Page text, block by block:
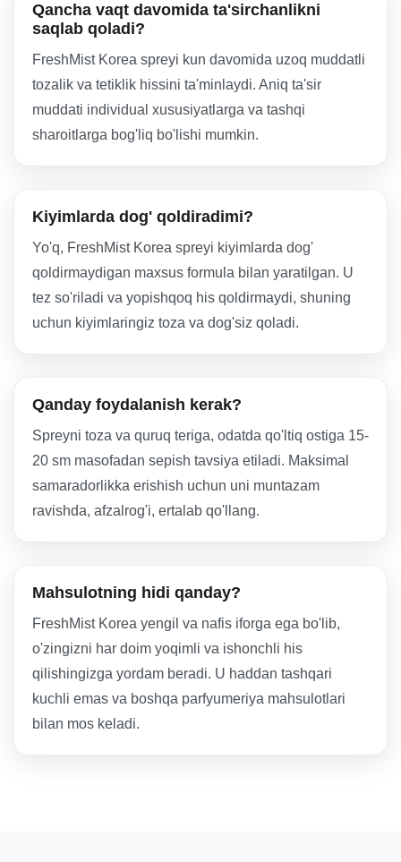
Qancha vaqt davomida ta'sirchanlikni
saqlab qoladi?
FreshMist Korea spreyi kun davomida uzoq muddatli
tozalik va tetiklik hissini ta'minlaydi. Aniq ta'sir
muddati individual xususiyatlarga va tashqi
sharoitlarga bog'liq bo'lishi mumkin.
Kiyimlarda dog' qoldiradimi?
Yo'q, FreshMist Korea spreyi kiyimlarda dog'
qoldirmaydigan maxsus formula bilan yaratilgan. U
tez so'riladi va yopishqoq his qoldirmaydi, shuning
uchun kiyimlaringiz toza va dog'siz qoladi.
Qanday foydalanish kerak?
Spreyni toza va quruq teriga, odatda qo'ltiq ostiga 15-
20 sm masofadan sepish tavsiya etiladi. Maksimal
samaradorlikka erishish uchun uni muntazam
ravishda, afzalrog'i, ertalab qo'llang.
Mahsulotning hidi qanday?
FreshMist Korea yengil va nafis iforga ega bo'lib,
o'zingizni har doim yoqimli va ishonchli his
qilishingizga yordam beradi. U haddan tashqari
kuchli emas va boshqa parfyumeriya mahsulotlari
bilan mos keladi.